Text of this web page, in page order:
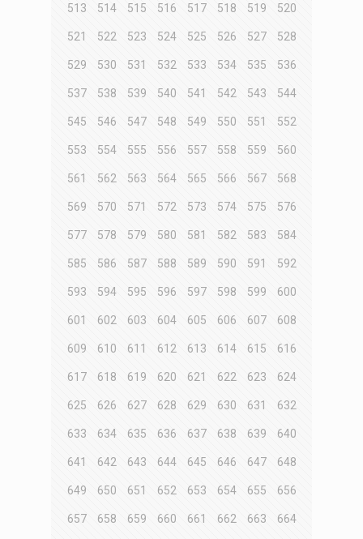
513 514 515 516 517 518 519 520
521 522 523 524 525 526 527 528
529 530 531 532 533 534 535 536
537 538 539 540 541 542 543 544
545 546 547 548 549 550 551 552
553 554 555 556 557 558 559 560
561 562 563 564 565 566 567 568
569 570 571 572 573 574 575 576
577 578 579 580 581 582 583 584
585 586 587 588 589 590 591 592
593 594 595 596 597 598 599 600
601 602 603 604 605 606 607 608
609 610 611 612 613 614 615 616
617 618 619 620 621 622 623 624
625 626 627 628 629 630 631 632
633 634 635 636 637 638 639 640
641 642 643 644 645 646 647 648
649 650 651 652 653 654 655 656
657 658 659 660 661 662 663 664